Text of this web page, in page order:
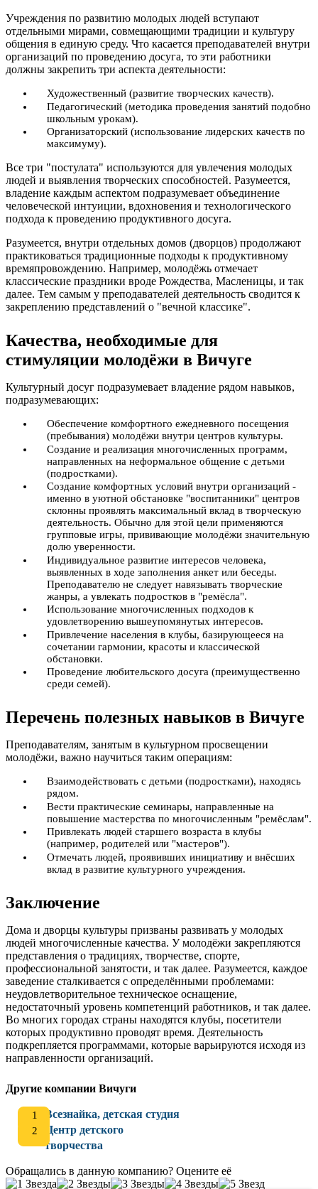
Учреждения по развитию молодых людей вступают
отдельными мирами, совмещающими традиции и культуру
общения в единую среду. Что касается преподавателей внутри
организаций по проведению досуга, то эти работники
должны закрепить три аспекта деятельности:
Художественный (развитие творческих качеств).
Педагогический (методика проведения занятий подобно
школьным урокам).
Организаторский (использование лидерских качеств по
максимуму).
Все три "постулата" используются для увлечения молодых
людей и выявления творческих способностей. Разумеется,
владение каждым аспектом подразумевает объединение
человеческой интуиции, вдохновения и технологического
подхода к проведению продуктивного досуга.
Разумеется, внутри отдельных домов (дворцов) продолжают
практиковаться традиционные подходы к продуктивному
времяпровождению. Например, молодёжь отмечает
классические праздники вроде Рождества, Масленицы, и так
далее. Тем самым у преподавателей деятельность сводится к
закреплению представлений о "вечной классике".
Качества, необходимые для
стимуляции молодёжи в Вичуге
Культурный досуг подразумевает владение рядом навыков,
подразумевающих:
Обеспечение комфортного ежедневного посещения
(пребывания) молодёжи внутри центров культуры.
Создание и реализация многочисленных программ,
направленных на неформальное общение с детьми
(подростками).
Создание комфортных условий внутри организаций -
именно в уютной обстановке "воспитанники" центров
склонны проявлять максимальный вклад в творческую
деятельность. Обычно для этой цели применяются
групповые игры, прививающие молодёжи значительную
долю уверенности.
Индивидуальное развитие интересов человека,
выявленных в ходе заполнения анкет или беседы.
Преподавателю не следует навязывать творческие
жанры, а увлекать подростков в "ремёсла".
Использование многочисленных подходов к
удовлетворению вышеупомянутых интересов.
Привлечение населения в клубы, базирующееся на
сочетании гармонии, красоты и классической
обстановки.
Проведение любительского досуга (преимущественно
среди семей).
Перечень полезных навыков в Вичуге
Преподавателям, занятым в культурном просвещении
молодёжи, важно научиться таким операциям:
Взаимодействовать с детьми (подростками), находясь
рядом.
Вести практические семинары, направленные на
повышение мастерства по многочисленным "ремёслам".
Привлекать людей старшего возраста в клубы
(например, родителей или "мастеров").
Отмечать людей, проявивших инициативу и внёсших
вклад в развитие культурного учреждения.
Заключение
Дома и дворцы культуры призваны развивать у молодых
людей многочисленные качества. У молодёжи закрепляются
представления о традициях, творчестве, спорте,
профессиональной занятости, и так далее. Разумеется, каждое
заведение сталкивается с определёнными проблемами:
неудовлетворительное техническое оснащение,
недостаточный уровень компетенций работников, и так далее.
Во многих городах страны находятся клубы, посетители
которых продуктивно проводят время. Деятельность
подкрепляется программами, которые варьируются исходя из
направленности организаций.
Другие компании Вичуги
Всезнайка, детская студия
Центр детского
творчества
Обращались в данную компанию? Оцените её